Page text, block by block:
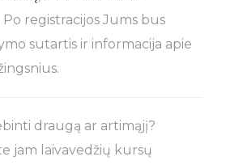
Po registracijos Jums bus
sutartis ir informacija apie
draugą ar artimąjį?
jam laivavedžių kursų